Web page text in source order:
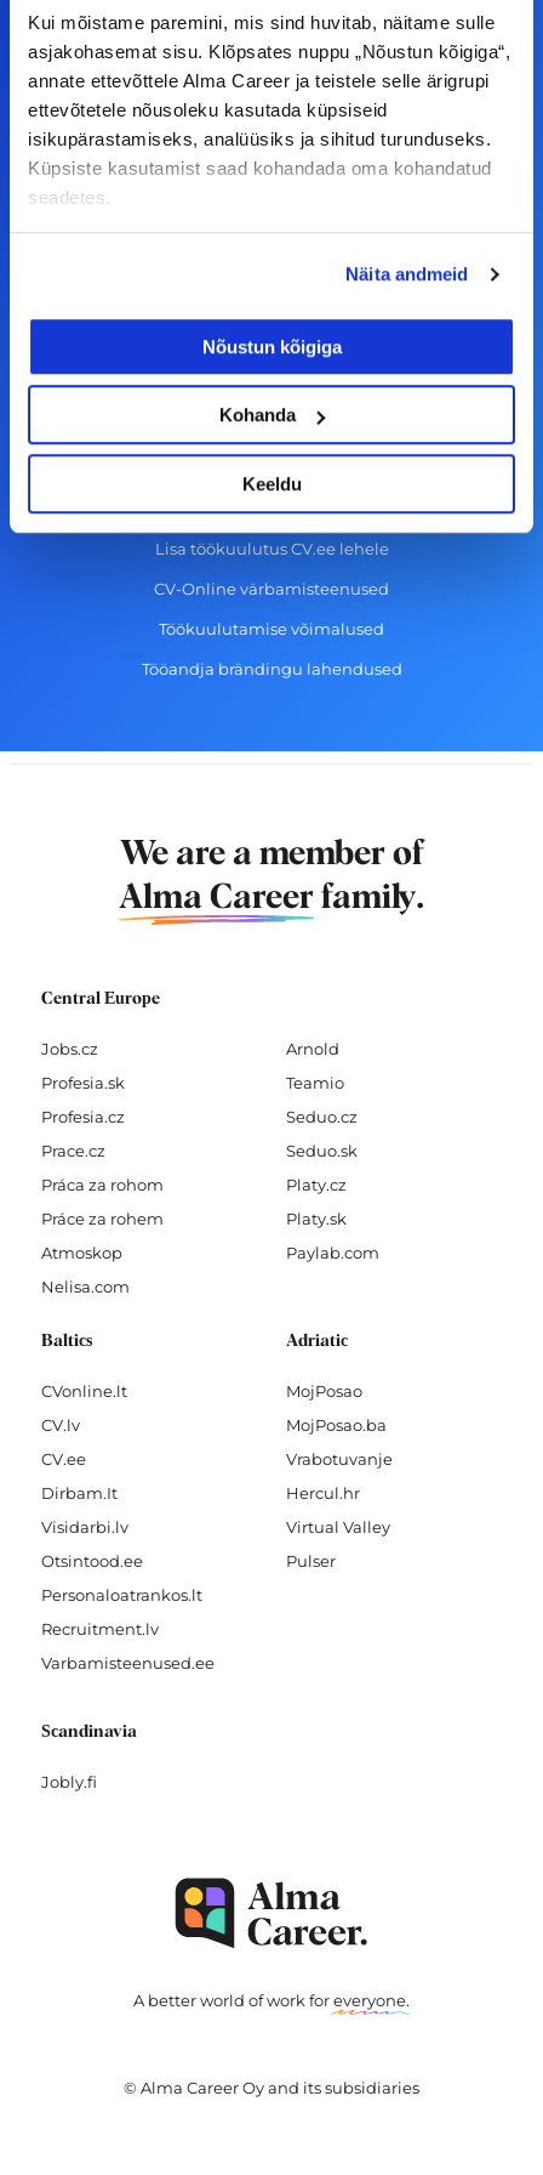
Kui mõistame paremini, mis sind huvitab, näitame sulle
asjakohasemat sisu. Klõpsates nuppu „Nõustun kõigiga“,
annate ettevõttele Alma Career ja teistele selle ärigrupi
ettevõtetele nõusoleku kasutada küpsiseid
isikupärastamiseks, analüüsiks ja sihitud turunduseks.
Küpsiste kasutamist saad kohandada oma kohandatud
seadetes.
Näita andmeid
Nõustun kõigiga
Kohanda
Keeldu
F
a
c
e
k
-
f
I
n
s
t
a
m
L
i
n
k
n
Y
o
u
t
e
© Alma Career Estonia OÜ
Tööpakkumised
Aktiveeri tööpakkumiste teavitus
Kasutustingimused
Tööandjale
Lisa töökuulutus CV.ee lehele
CV-Online värbamisteenused
Töökuulutamise võimalused
Tööandja brändingu lahendused
We are a member of
Alma Career family.
Central Europe
Jobs.cz
Profesia.sk
Profesia.cz
Prace.cz
Práca za rohom
Práce za rohem
Atmoskop
Nelisa.com
Arnold
Teamio
Seduo.cz
Seduo.sk
Platy.cz
Platy.sk
Paylab.com
Baltics
CVonline.lt
CV.lv
CV.ee
Dirbam.It
Visidarbi.lv
Otsintood.ee
Personaloatrankos.lt
Recruitment.lv
Varbamisteenused.ee
Adriatic
MojPosao
MojPosao.ba
Vrabotuvanje
Hercul.hr
Virtual Valley
Pulser
Scandinavia
Jobly.fi
A better world of work foreveryone.
© Alma Career Oy and its subsidiaries